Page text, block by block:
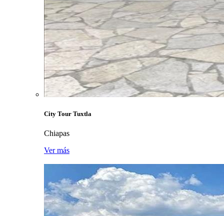
City Tour Tuxtla
Chiapas
Ver más